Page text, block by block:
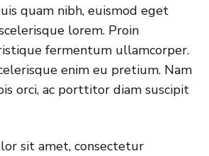
quam nibh, euismod eget
lorem. Proin
fermentum ullamcorper.
enim eu pretium. Nam
orci, ac porttitor diam suscipit
sit amet, consectetur